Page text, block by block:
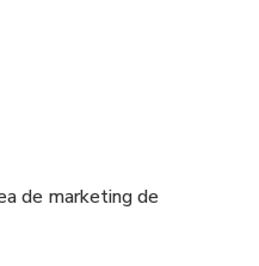
de marketing de